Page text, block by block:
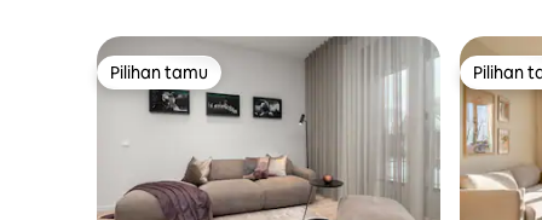
Pilihan tamu
Pilihan tamu Pilihan
Pilihan